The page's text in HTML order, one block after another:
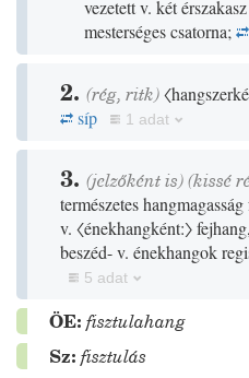
vezetett v. két
mesterséges csatorna;
2. (rég, ritk)
síp
1 adat
3. (jelzőként is)(kissé
természetes
v. 〈énekhangként:〉
beszéd- v. énekhangok
5 adat
ÖE: fisztulahang
Sz: fisztulás